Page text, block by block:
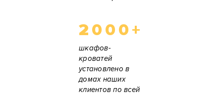
2000+
шкафов-
кроватей
установлено в
домах наших
клиентов по всей